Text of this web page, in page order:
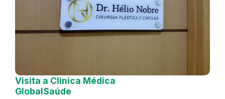
Visita a Clinica Médica
GlobalSaúde